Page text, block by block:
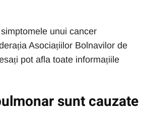
unui cancer
Asociațiilor Bolnavilor de
pot afla toate informațiile
sunt cauzate